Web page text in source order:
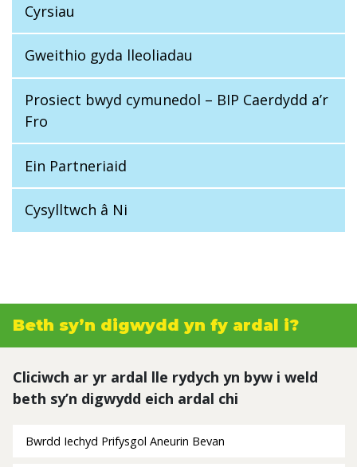
Cyrsiau
Gweithio gyda lleoliadau
Prosiect bwyd cymunedol – BIP Caerdydd a’r
Fro
Ein Partneriaid
Cysylltwch â Ni
Beth sy’n digwydd yn fy ardal i?
Cliciwch ar yr ardal lle rydych yn byw i weld
beth sy’n digwydd eich ardal chi
Bwrdd Iechyd Prifysgol Aneurin Bevan